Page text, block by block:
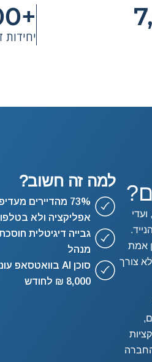
+140,000
יחידות
למה זה חשוב?
73% מהדיירים
אפליקציה ולא
מנהל
8,000 ₪ לחודש
אמת
צורך